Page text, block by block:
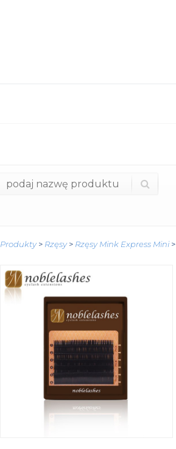
Produkty> Rzęsy> Rzęsy Mink Express Mini>